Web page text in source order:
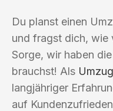
Du planst einen
und fragst dich, wie
Sorge, wir haben
brauchst! Als
langjähriger
auf